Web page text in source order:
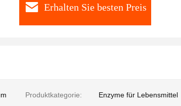
Erhalten Sie besten Preis
Produktkategorie: Enzyme für Lebensmittel